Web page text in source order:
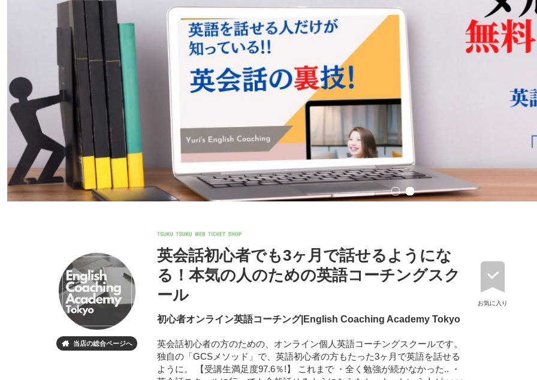
お気に入り
 当店の総合ページへ
英会話初心者でも3ヶ月で話せるようにな
る！本気の人のための英語コーチングスク
ール
初心者オンライン英語コーチング|English Coaching Academy Tokyo
英会話初心者の方のための、オンライン個人英語コーチングスクールです。
独自の「GCSメソッド」で、英語初心者の方もたった3ヶ月で英語を話せる
ように。 【受講生満足度97.6％!】 これまで ・全く勉強が続かなかった.. ・